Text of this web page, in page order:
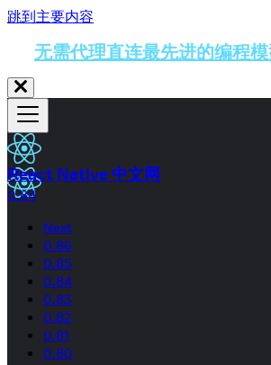
跳到主要内容
无需代理直连最先进的编程
React Native 中文网
0.84
Next
0.86
0.85
0.84
0.83
0.82
0.81
0.80